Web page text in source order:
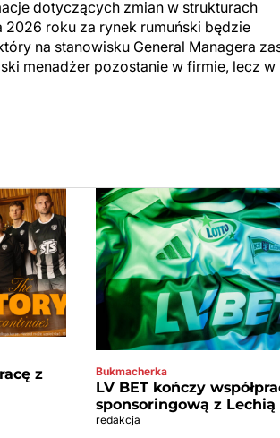
dotyczących zmian w strukturach
2026 roku za rynek rumuński będzie
na stanowisku General Managera
menadżer pozostanie w firmie, lecz w
z
Bukmacherka
LV BET kończy
sponsoringową z Lechią
redakcja